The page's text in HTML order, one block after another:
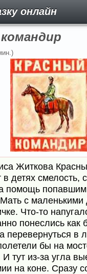
онлайн
Житкова
в детях смелость,
помощь попавшим
с маленькими
Что-то
понеслись как
перевернуться в
бы на
тут из-за угла
на коне. Сразу